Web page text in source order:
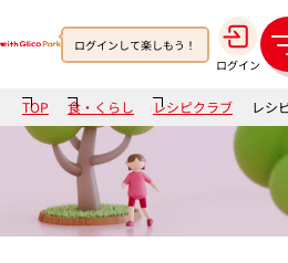
ログインして楽しもう！
ログイン
TOP 食・くらし レシピクラブ レシ